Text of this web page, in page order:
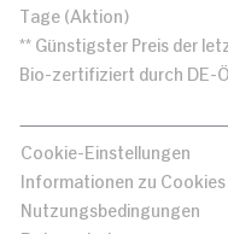
Tage (Aktion)
** Günstigster Preis der
Bio-zertifiziert durch DE-
Cookie-Einstellungen
Informationen zu Cookies
Nutzungsbedingungen